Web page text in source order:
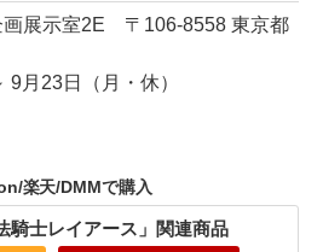
画展示室2E 〒106-8558 東京都
月23日（月・休）
楽天/DMMで購入
騎士レイアース」関連商品